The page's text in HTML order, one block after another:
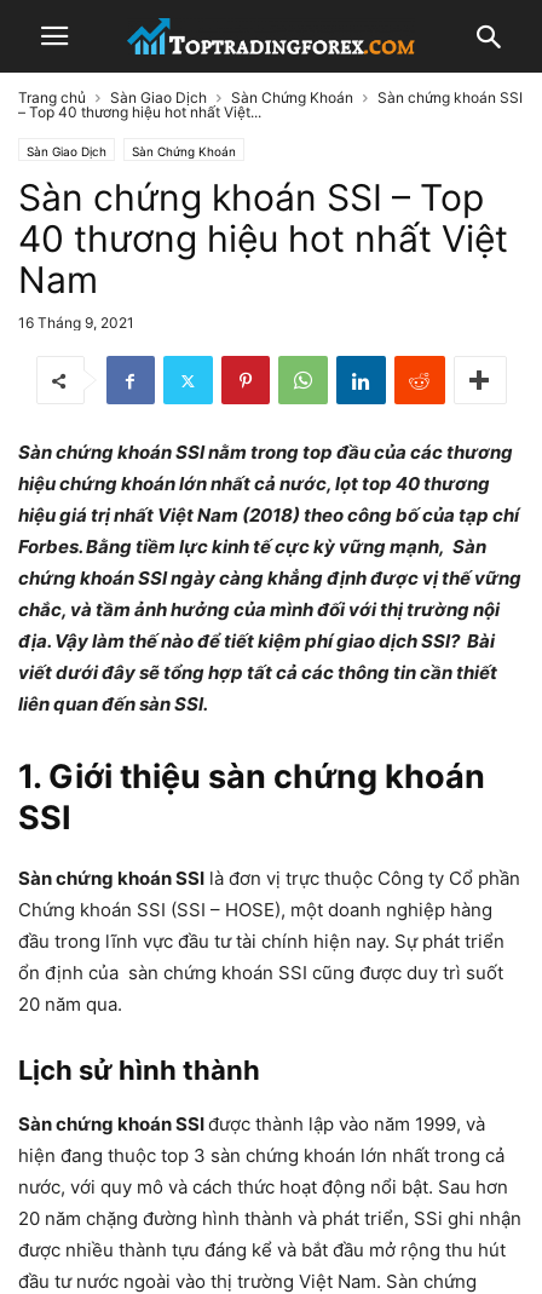
Trang chủ Sàn Giao Dịch Sàn Chứng Khoán
Sàn chứng khoán SSI
– Top 40 thương hiệu hot nhất Việt...
Sàn Giao Dịch Sàn Chứng Khoán
Sàn chứng khoán SSI – Top
40 thương hiệu hot nhất Việt
Nam
16 Tháng 9, 2021
Sàn chứng khoán SSI nằm trong top đầu của các thương
hiệu chứng khoán lớn nhất cả nước, lọt top 40 thương
hiệu giá trị nhất Việt Nam (2018) theo công bố của tạp chí
Forbes. Bằng tiềm lực kinh tế cực kỳ vững mạnh, Sàn
chứng khoán SSI ngày càng khẳng định được vị thế vững
chắc, và tầm ảnh hưởng của mình đối với thị trường nội
địa. Vậy làm thế nào để tiết kiệm phí giao dịch SSI? Bài
viết dưới đây sẽ tổng hợp tất cả các thông tin cần thiết
liên quan đến sàn SSI.
1. Giới thiệu sàn chứng khoán
SSI
Sàn chứng khoán SSI là đơn vị trực thuộc Công ty Cổ phần
Chứng khoán SSI (SSI – HOSE), một doanh nghiệp hàng
đầu trong lĩnh vực đầu tư tài chính hiện nay. Sự phát triển
ổn định của sàn chứng khoán SSI cũng được duy trì suốt
20 năm qua.
Lịch sử hình thành
Sàn chứng khoán SSIđược thành lập vào năm 1999, và
hiện đang thuộc top 3 sàn chứng khoán lớn nhất trong cả
nước, với quy mô và cách thức hoạt động nổi bật. Sau hơn
20 năm chặng đường hình thành và phát triển, SSi ghi nhận
được nhiều thành tựu đáng kể và bắt đầu mở rộng thu hút
đầu tư nước ngoài vào thị trường Việt Nam. Sàn chứng